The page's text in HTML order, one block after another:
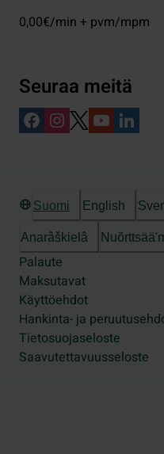
0,00€/min + pvm/mpm
Seuraa meitä
Suomi English
Anarâškielâ
Palaute
Maksutavat
Käyttöehdot
Hankinta- ja
Tietosuojaseloste
Saavutettavuusseloste